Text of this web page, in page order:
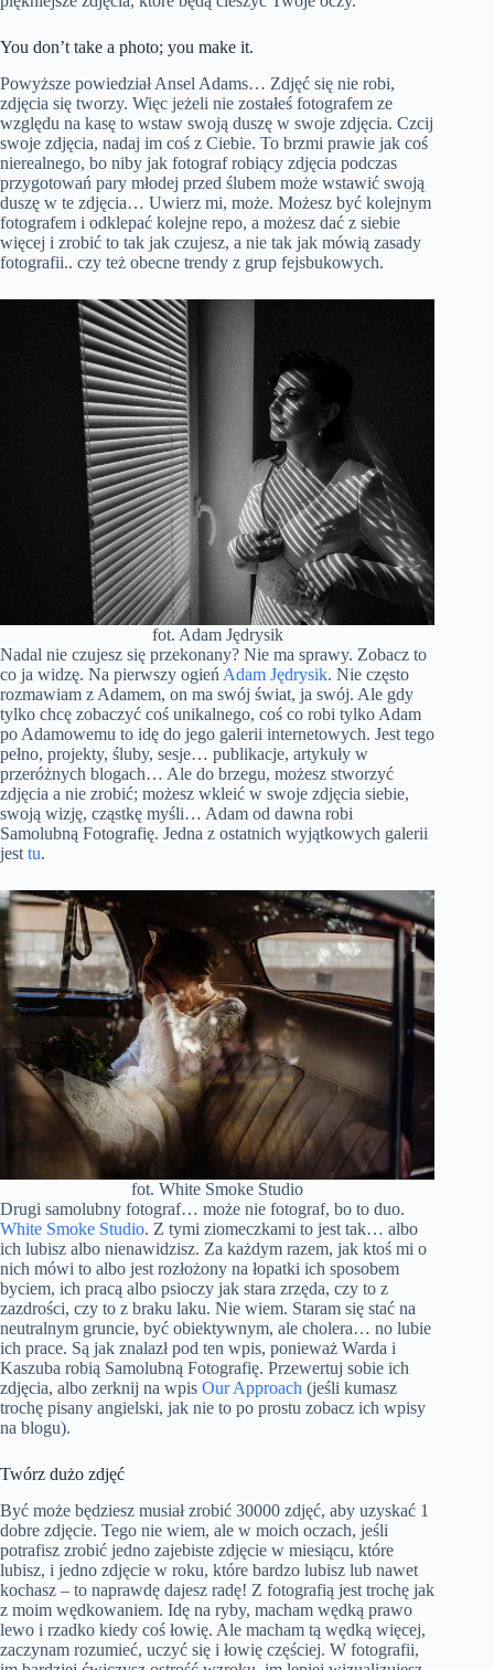
You don’t take a photo; you make it.
Powyższe powiedział Ansel Adams… Zdjęć się nie robi,
zdjęcia się tworzy. Więc jeżeli nie zostałeś fotografem ze
względu na kasę to wstaw swoją duszę w swoje zdjęcia. Czcij
swoje zdjęcia, nadaj im coś z Ciebie. To brzmi prawie jak coś
nierealnego, bo niby jak fotograf robiący zdjęcia podczas
przygotowań pary młodej przed ślubem może wstawić swoją
duszę w te zdjęcia… Uwierz mi, może. Możesz być kolejnym
fotografem i odklepać kolejne repo, a możesz dać z siebie
więcej i zrobić to tak jak czujesz, a nie tak jak mówią zasady
fotografii.. czy też obecne trendy z grup fejsbukowych.
fot. Adam Jędrysik
Nadal nie czujesz się przekonany? Nie ma sprawy. Zobacz to
co ja widzę. Na pierwszy ogień Adam Jędrysik. Nie często
rozmawiam z Adamem, on ma swój świat, ja swój. Ale gdy
tylko chcę zobaczyć coś unikalnego, coś co robi tylko Adam
po Adamowemu to idę do jego galerii internetowych. Jest tego
pełno, projekty, śluby, sesje… publikacje, artykuły w
przeróżnych blogach… Ale do brzegu, możesz stworzyć
zdjęcia a nie zrobić; możesz wkleić w swoje zdjęcia siebie,
swoją wizję, cząstkę myśli… Adam od dawna robi
Samolubną Fotografię. Jedna z ostatnich wyjątkowych galerii
jest tu.
fot. White Smoke Studio
Drugi samolubny fotograf… może nie fotograf, bo to duo.
White Smoke Studio. Z tymi ziomeczkami to jest tak… albo
ich lubisz albo nienawidzisz. Za każdym razem, jak ktoś mi o
nich mówi to albo jest rozłożony na łopatki ich sposobem
byciem, ich pracą albo psioczy jak stara zrzęda, czy to z
zazdrości, czy to z braku laku. Nie wiem. Staram się stać na
neutralnym gruncie, być obiektywnym, ale cholera… no lubie
ich prace. Są jak znalazł pod ten wpis, ponieważ Warda i
Kaszuba robią Samolubną Fotografię. Przewertuj sobie ich
zdjęcia, albo zerknij na wpis Our Approach (jeśli kumasz
trochę pisany angielski, jak nie to po prostu zobacz ich wpisy
na blogu).
Twórz dużo zdjęć
Być może będziesz musiał zrobić 30000 zdjęć, aby uzyskać 1
dobre zdjęcie. Tego nie wiem, ale w moich oczach, jeśli
potrafisz zrobić jedno zajebiste zdjęcie w miesiącu, które
lubisz, i jedno zdjęcie w roku, które bardzo lubisz lub nawet
kochasz – to naprawdę dajesz radę! Z fotografią jest trochę jak
z moim wędkowaniem. Idę na ryby, macham wędką prawo
lewo i rzadko kiedy coś łowię. Ale macham tą wędką więcej,
zaczynam rozumieć, uczyć się i łowię częściej. W fotografii,